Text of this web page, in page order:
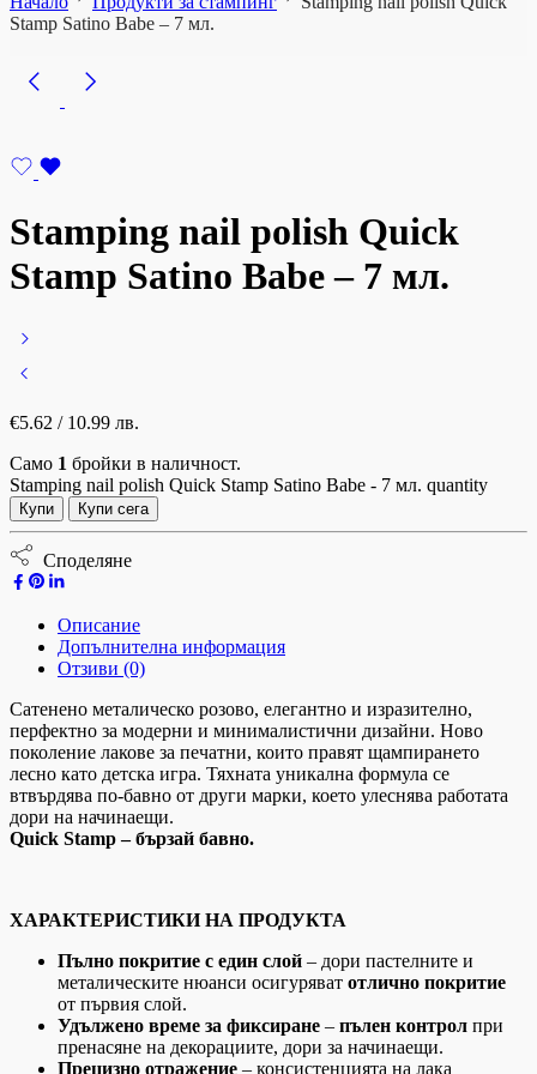
Stamp Satino Babe – 7 мл.
Stamping nail polish Quick
Stamp Satino Babe – 7 мл.
€5.62 / 10.99 лв.
Само 1 бройки в наличност.
Stamping nail polish Quick Stamp Satino Babe - 7 мл. quantity
Купи Купи сега
Споделяне
Описание
Допълнителна информация
Отзиви (0)
Сатенено металическо розово, елегантно и изразително,
перфектно за модерни и минималистични дизайни. Ново
поколение лакове за печатни, които правят щампирането
лесно като детска игра. Тяхната уникална формула се
втвърдява по-бавно от други марки, което улеснява работата
дори на начинаещи.
Quick Stamp – бързай бавно.
ХАРАКТЕРИСТИКИ НА ПРОДУКТА
Пълно покритие с един слой – дори пастелните и
металическите нюанси осигуряват отлично покритие
от първия слой.
Удължено време за фиксиране – пълен контрол при
пренасяне на декорациите, дори за начинаещи.
Прецизно отражение – консистенцията на лака